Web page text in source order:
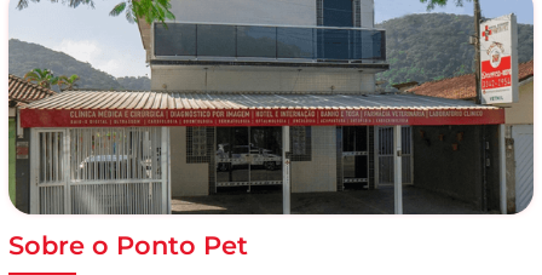
Sobre o Ponto Pet